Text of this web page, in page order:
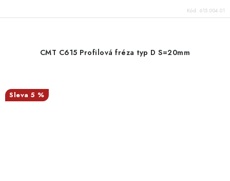
Kód: 615.004.01
CMT C615 Profilová fréza typ D S=20mm
5 %